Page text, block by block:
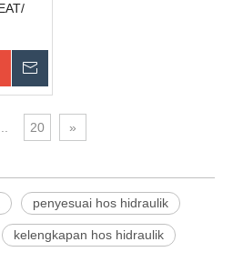
20 »
penyesuai hos hidraulik
kelengkapan hos hidraulik